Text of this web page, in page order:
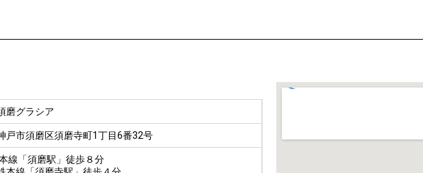
磨グラシア
戸市須磨区須磨寺町1丁目6番32号
線「須磨駅」徒歩８分